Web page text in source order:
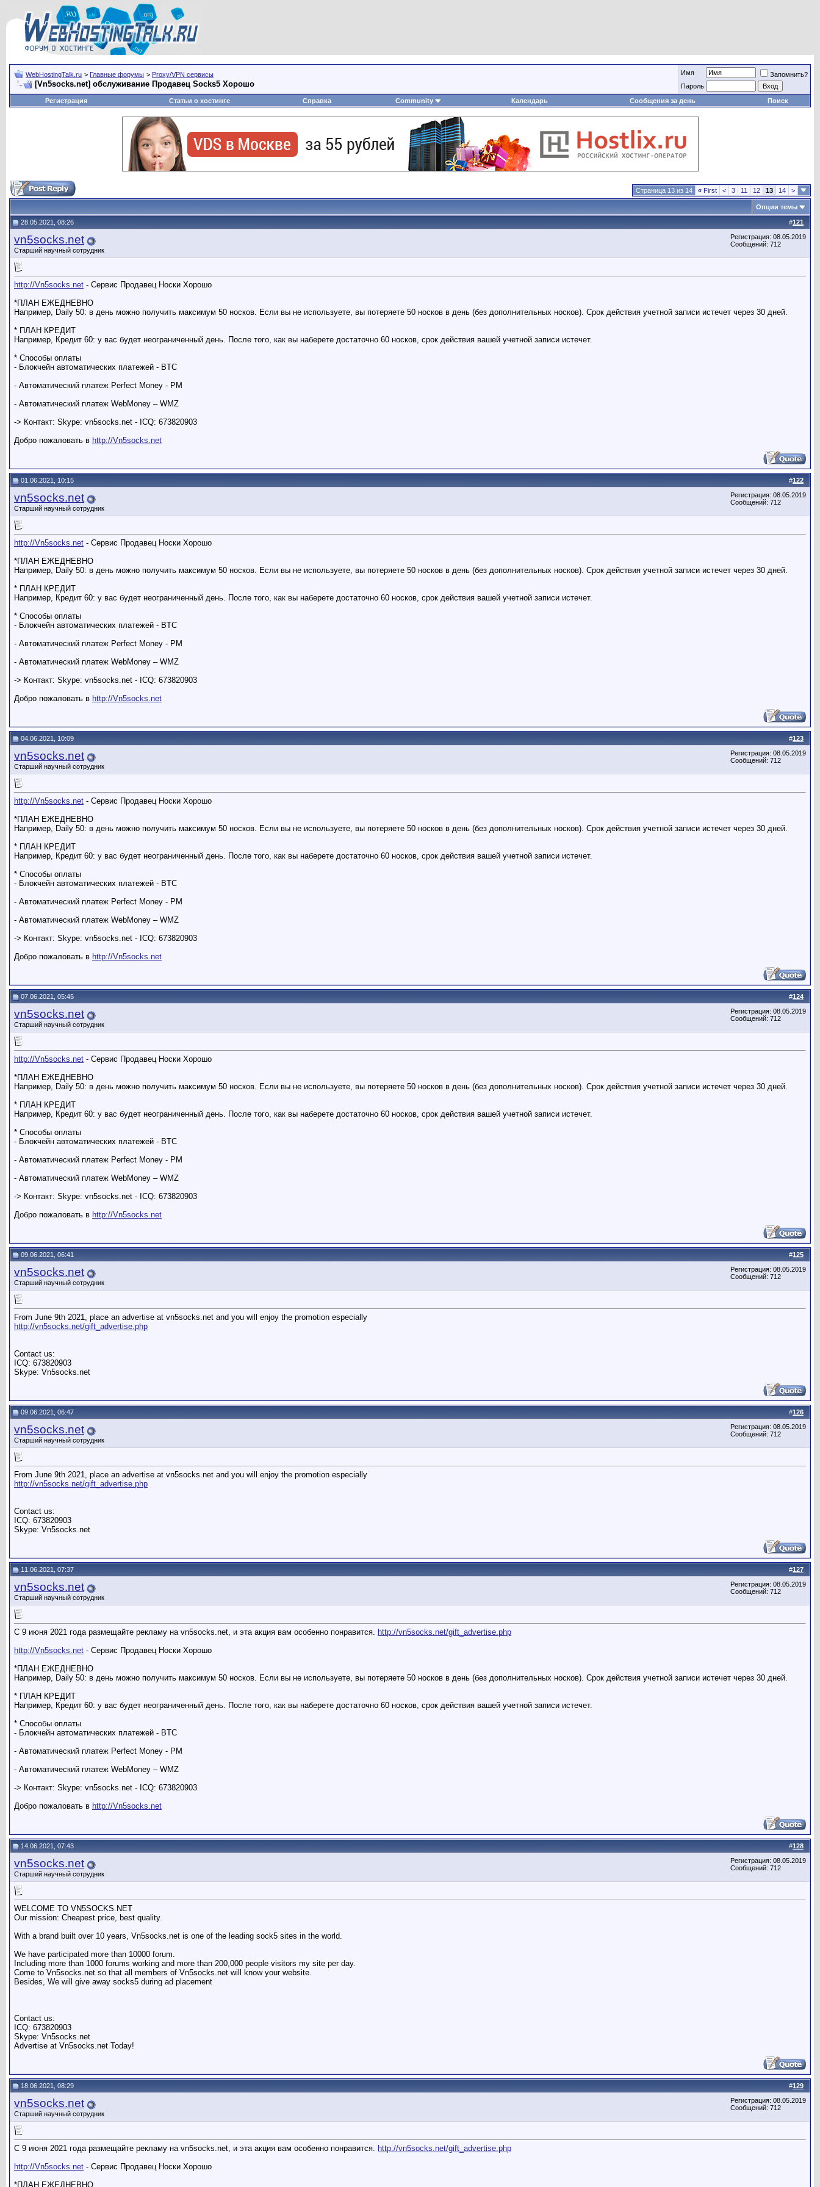
WebHostingTalk.ru > Главные форумы > Proxy/VPN сервисы
[Vn5socks.net] обслуживание Продавец Socks5 Хорошо
Имя
Запомнить?
Пароль
Регистрация
Статьи о хостинге Справка Community Календарь Сообщения за день Поиск
Страница 13 из 14 « First < 3 11 12 13 14 >
Опции темы
#121
28.05.2021, 08:26
vn5socks.net
Старший научный сотрудник
Регистрация: 08.05.2019
Сообщений: 712
http://Vn5socks.net - Сервис Продавец Носки Хорошо
*ПЛАН ЕЖЕДНЕВНО
Например, Daily 50: в день можно получить максимум 50 носков. Если вы не используете, вы потеряете 50 носков в день (без дополнительных носков). Срок действия учетной записи истечет через 30 дней.
* ПЛАН КРЕДИТ
Например, Кредит 60: у вас будет неограниченный день. После того, как вы наберете достаточно 60 носков, срок действия вашей учетной записи истечет.
* Способы оплаты
- Блокчейн автоматических платежей - BTC
- Автоматический платеж Perfect Money - PM
- Автоматический платеж WebMoney – WMZ
-> Контакт: Skype: vn5socks.net - ICQ: 673820903
Добро пожаловать в http://Vn5socks.net
#122
01.06.2021, 10:15
vn5socks.net
Старший научный сотрудник
Регистрация: 08.05.2019
Сообщений: 712
http://Vn5socks.net - Сервис Продавец Носки Хорошо
*ПЛАН ЕЖЕДНЕВНО
Например, Daily 50: в день можно получить максимум 50 носков. Если вы не используете, вы потеряете 50 носков в день (без дополнительных носков). Срок действия учетной записи истечет через 30 дней.
* ПЛАН КРЕДИТ
Например, Кредит 60: у вас будет неограниченный день. После того, как вы наберете достаточно 60 носков, срок действия вашей учетной записи истечет.
* Способы оплаты
- Блокчейн автоматических платежей - BTC
- Автоматический платеж Perfect Money - PM
- Автоматический платеж WebMoney – WMZ
-> Контакт: Skype: vn5socks.net - ICQ: 673820903
Добро пожаловать в http://Vn5socks.net
#123
04.06.2021, 10:09
vn5socks.net
Старший научный сотрудник
Регистрация: 08.05.2019
Сообщений: 712
http://Vn5socks.net - Сервис Продавец Носки Хорошо
*ПЛАН ЕЖЕДНЕВНО
Например, Daily 50: в день можно получить максимум 50 носков. Если вы не используете, вы потеряете 50 носков в день (без дополнительных носков). Срок действия учетной записи истечет через 30 дней.
* ПЛАН КРЕДИТ
Например, Кредит 60: у вас будет неограниченный день. После того, как вы наберете достаточно 60 носков, срок действия вашей учетной записи истечет.
* Способы оплаты
- Блокчейн автоматических платежей - BTC
- Автоматический платеж Perfect Money - PM
- Автоматический платеж WebMoney – WMZ
-> Контакт: Skype: vn5socks.net - ICQ: 673820903
Добро пожаловать в http://Vn5socks.net
#124
07.06.2021, 05:45
vn5socks.net
Старший научный сотрудник
Регистрация: 08.05.2019
Сообщений: 712
http://Vn5socks.net - Сервис Продавец Носки Хорошо
*ПЛАН ЕЖЕДНЕВНО
Например, Daily 50: в день можно получить максимум 50 носков. Если вы не используете, вы потеряете 50 носков в день (без дополнительных носков). Срок действия учетной записи истечет через 30 дней.
* ПЛАН КРЕДИТ
Например, Кредит 60: у вас будет неограниченный день. После того, как вы наберете достаточно 60 носков, срок действия вашей учетной записи истечет.
* Способы оплаты
- Блокчейн автоматических платежей - BTC
- Автоматический платеж Perfect Money - PM
- Автоматический платеж WebMoney – WMZ
-> Контакт: Skype: vn5socks.net - ICQ: 673820903
Добро пожаловать в http://Vn5socks.net
#125
09.06.2021, 06:41
vn5socks.net
Старший научный сотрудник
Регистрация: 08.05.2019
Сообщений: 712
From June 9th 2021, place an advertise at vn5socks.net and you will enjoy the promotion especially
http://vn5socks.net/gift_advertise.php
Contact us:
ICQ: 673820903
Skype: Vn5socks.net
#126
09.06.2021, 06:47
vn5socks.net
Старший научный сотрудник
Регистрация: 08.05.2019
Сообщений: 712
From June 9th 2021, place an advertise at vn5socks.net and you will enjoy the promotion especially
http://vn5socks.net/gift_advertise.php
Contact us:
ICQ: 673820903
Skype: Vn5socks.net
#127
11.06.2021, 07:37
vn5socks.net
Старший научный сотрудник
Регистрация: 08.05.2019
Сообщений: 712
С 9 июня 2021 года размещайте рекламу на vn5socks.net, и эта акция вам особенно понравится. http://vn5socks.net/gift_advertise.php
http://Vn5socks.net - Сервис Продавец Носки Хорошо
*ПЛАН ЕЖЕДНЕВНО
Например, Daily 50: в день можно получить максимум 50 носков. Если вы не используете, вы потеряете 50 носков в день (без дополнительных носков). Срок действия учетной записи истечет через 30 дней.
* ПЛАН КРЕДИТ
Например, Кредит 60: у вас будет неограниченный день. После того, как вы наберете достаточно 60 носков, срок действия вашей учетной записи истечет.
* Способы оплаты
- Блокчейн автоматических платежей - BTC
- Автоматический платеж Perfect Money - PM
- Автоматический платеж WebMoney – WMZ
-> Контакт: Skype: vn5socks.net - ICQ: 673820903
Добро пожаловать в http://Vn5socks.net
#128
14.06.2021, 07:43
vn5socks.net
Старший научный сотрудник
Регистрация: 08.05.2019
Сообщений: 712
WELCOME TO VN5SOCKS.NET
Our mission: Cheapest price, best quality.
With a brand built over 10 years, Vn5socks.net is one of the leading sock5 sites in the world.
We have participated more than 10000 forum.
Including more than 1000 forums working and more than 200,000 people visitors my site per day.
Come to Vn5socks.net so that all members of Vn5socks.net will know your website.
Besides, We will give away socks5 during ad placement
Contact us:
ICQ: 673820903
Skype: Vn5socks.net
Advertise at Vn5socks.net Today!
#129
18.06.2021, 08:29
vn5socks.net
Старший научный сотрудник
Регистрация: 08.05.2019
Сообщений: 712
С 9 июня 2021 года размещайте рекламу на vn5socks.net, и эта акция вам особенно понравится. http://vn5socks.net/gift_advertise.php
http://Vn5socks.net - Сервис Продавец Носки Хорошо
*ПЛАН ЕЖЕДНЕВНО